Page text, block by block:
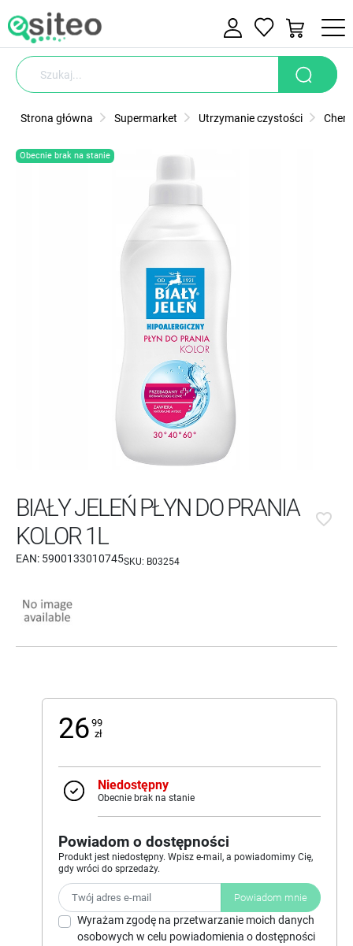
Strona główna Supermarket Utrzymanie czystości
Obecnie brak na stanie
BIAŁY JELEŃ PŁYN DO PRANIA
KOLOR 1L
EAN: 5900133010745SKU: B03254
favorite_border
26 99
zł
Niedostępny
Obecnie brak na stanie
Powiadom o dostępności
Produkt jest niedostępny. Wpisz e-mail, a powiadomimy Cię,
gdy wróci do sprzedaży.
Powiadom mnie
Wyrażam zgodę na przetwarzanie moich danych
osobowych w celu powiadomienia o dostępności